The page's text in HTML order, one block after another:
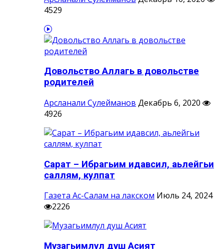
4529
Довольство Аллагь в довольстве
родителей
Арсланали Сулейманов Декабрь 6, 2020
4926
Сарат – Ибрагьим идавсил, аьлейгьи
саллям, кулпат
Газета Ас-Салам на лакском Июль 24, 2024
2226
Музагьимлул душ Асият